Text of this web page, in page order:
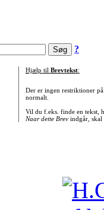
?
Hjælp til Brevtekst:
Der er ingen restriktioner
normalt.
Vil du f.eks. finde en tekst,
Naar dette Brevindgår, skal